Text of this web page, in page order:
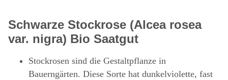
Schwarze Stockrose (Alcea rosea
var. nigra) Bio Saatgut
Stockrosen sind die Gestaltpflanze in
Bauerngärten. Diese Sorte hat dunkelviolette, fast